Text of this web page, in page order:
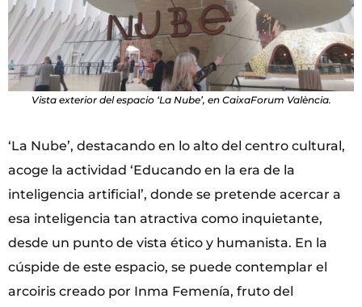
Vista exterior del espacio ‘La Nube’, en CaixaForum València.
‘La Nube’, destacando en lo alto del centro cultural,
acoge la actividad ‘Educando en la era de la
inteligencia artificial’, donde se pretende acercar a
esa inteligencia tan atractiva como inquietante,
desde un punto de vista ético y humanista. En la
cúspide de este espacio, se puede contemplar el
arcoiris creado por Inma Femenía, fruto del